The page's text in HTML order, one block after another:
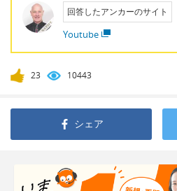
回答したアンカーのサイト
Youtube
23 10443
シェア